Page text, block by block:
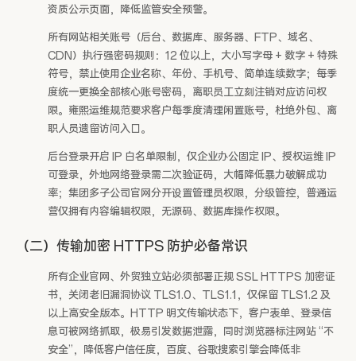
资质公示页面，降低监管安全预警。
所有网站相关账号（后台、数据库、服务器、FTP、域名、
CDN）执行强密码规则：12 位以上，大小写字母 + 数字 + 特殊
符号，禁止使用企业名称、年份、手机号、简单连续数字；每季
度统一更换全部核心账号密码，离职员工立刻注销对应访问权
限。雍熙运维规范要求客户每季度清理闲置账号，杜绝外包、离
职人员遗留访问入口。
后台登录开启 IP 白名单限制，仅企业办公固定 IP、授权运维 IP
可登录，外地网络登录需二次验证码，大幅降低暴力破解成功
率；集团多子公司官网分开设置管理员权限，分级管控，普通运
营仅拥有内容编辑权限，无源码、数据库操作权限。
（二）传输加密 HTTPS 防护必备常识
所有企业官网、外贸独立站必须部署正规 SSL HTTPS 加密证
书，关闭老旧漏洞协议 TLS1.0、TLS1.1，仅保留 TLS1.2 及
以上高安全版本。HTTP 明文传输状态下，客户表单、登录信
息可被网络抓取，极易引发数据泄露，同时浏览器标注网站 “不
安全”，降低客户信任度，百度、谷歌搜索引擎会降低非